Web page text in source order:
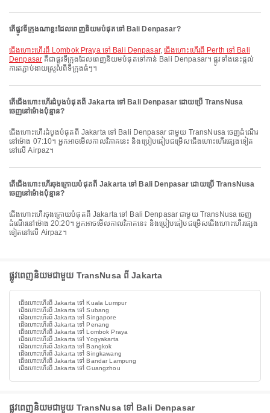
តើផ្លូវទីក្រុងណាខ្លះដែលពេញនិយមបំផុតទៅ Bali Denpasar?
ជើងហោះហើរពី Lombok Praya ទៅ Bali Denpasar,ជើងហោះហើរពី Perth ទៅ Bali
Denpasar គឺជាផ្លូវទីក្រុងដែលពេញនិយមបំផុតទៅកាន់ Bali Denpasar។ ផ្លូវទាំងនេះផ្តល់
ការតភ្ជាប់ងាយស្រួលពីទីក្រុងធំៗ។
តើជើងហោះហើរដំបូងបំផុតពី Jakarta ទៅ Bali Denpasar ដោយប្រើ TransNusa
ចេញនៅម៉ោងប៉ុន្មាន?
ជើងហោះហើរដំបូងបំផុតពី Jakarta ទៅ Bali Denpasar ជាមួយ TransNusa ចេញដំណើរ
នៅម៉ោង 07:10។ អ្នកអាចមើលកាលវិភាគនេះ និងប្រៀបធៀបជម្រើសជើងហោះហើរផ្សេងទៀត
នៅលើ Airpaz។
តើជើងហោះហើរចុងក្រោយបំផុតពី Jakarta ទៅ Bali Denpasar ដោយប្រើ TransNusa
ចេញនៅម៉ោងប៉ុន្មាន?
ជើងហោះហើរចុងក្រោយបំផុតពី Jakarta ទៅ Bali Denpasar ជាមួយ TransNusa ចេញ
ដំណើរនៅម៉ោង 20:20។ អ្នកអាចមើលកាលវិភាគនេះ និងប្រៀបធៀបជម្រើសជើងហោះហើរផ្សេង
ទៀតនៅលើ Airpaz។
ផ្លូវពេញនិយមជាមួយ TransNusa ពី Jakarta
ជើងហោះហើរពី Jakarta ទៅ Kuala Lumpur
ជើងហោះហើរពី Jakarta ទៅ Subang
ជើងហោះហើរពី Jakarta ទៅ Singapore
ជើងហោះហើរពី Jakarta ទៅ Penang
ជើងហោះហើរពី Jakarta ទៅ Lombok Praya
ជើងហោះហើរពី Jakarta ទៅ Yogyakarta
ជើងហោះហើរពី Jakarta ទៅ Bangkok
ជើងហោះហើរពី Jakarta ទៅ Singkawang
ជើងហោះហើរពី Jakarta ទៅ Bandar Lampung
ជើងហោះហើរពី Jakarta ទៅ Guangzhou
ផ្លូវពេញនិយមជាមួយ TransNusa ទៅ Bali Denpasar